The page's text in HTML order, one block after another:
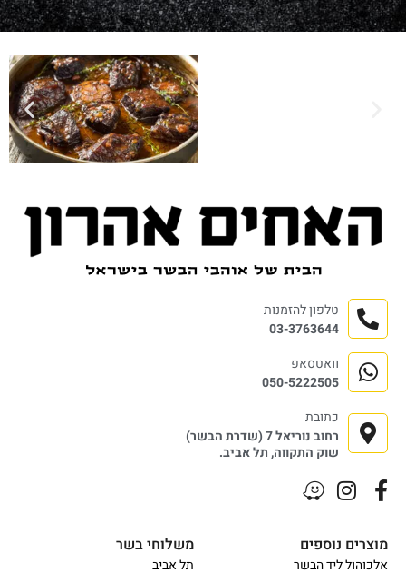
משלוחי בשר
תל אביב
מוצרים נוספים
אלכוהול ליד הבשר
טלפון להזמנות
03-3763644
וואטסאפ
050-5222505
כתובת
רחוב נוריאל 7 (שדרת הבשר)
שוק התקווה, תל אביב.